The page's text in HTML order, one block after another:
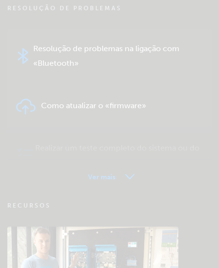
RESOLUÇÃO DE PROBLEMAS
Resolução de problemas na ligação com
«Bluetooth»
Como atualizar o «firmware»
VRM - FAQ Monitorização Remota
Consultar a base de dados da comunidade
Ver mais
RECURSOS